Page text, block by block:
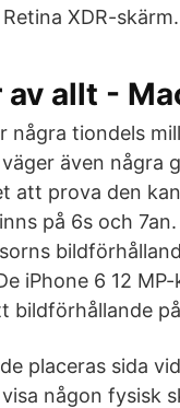
XDR-skärm.
av allt -
några tiondels
även några
att prova den
på 6s och
iPhone 6 12
bildförhållande
placeras sida
någon fysisk